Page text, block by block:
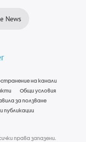
News
на канали
Общи условия
за ползване
публикации
права запазени.